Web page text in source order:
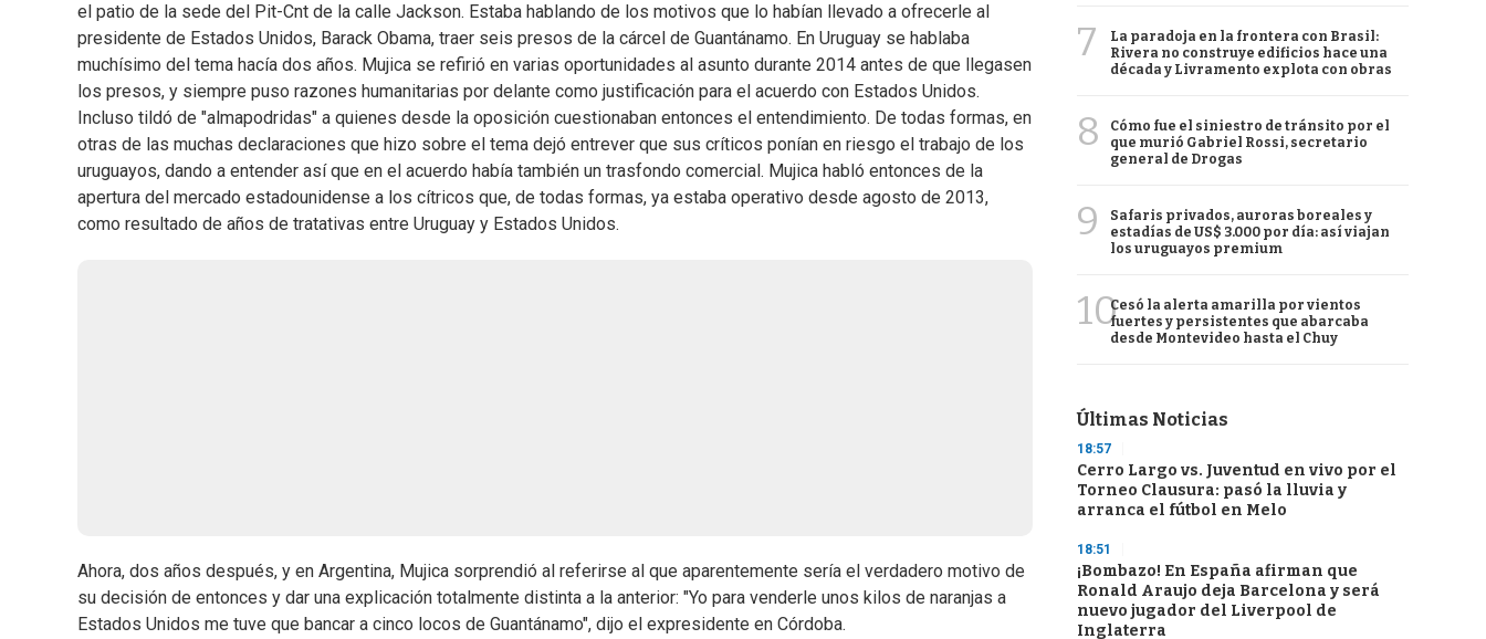
el patio de la sede del Pit-Cnt de la calle Jackson. Estaba hablando de los motivos que lo habían llevado a ofrecerle al
presidente de Estados Unidos, Barack Obama, traer seis presos de la cárcel de Guantánamo. En Uruguay se hablaba
muchísimo del tema hacía dos años. Mujica se refirió en varias oportunidades al asunto durante 2014 antes de que llegasen
los presos, y siempre puso razones humanitarias por delante como justificación para el acuerdo con Estados Unidos.
Incluso tildó de "almapodridas" a quienes desde la oposición cuestionaban entonces el entendimiento. De todas formas, en
otras de las muchas declaraciones que hizo sobre el tema dejó entrever que sus críticos ponían en riesgo el trabajo de los
uruguayos, dando a entender así que en el acuerdo había también un trasfondo comercial. Mujica habló entonces de la
apertura del mercado estadounidense a los cítricos que, de todas formas, ya estaba operativo desde agosto de 2013,
como resultado de años de tratativas entre Uruguay y Estados Unidos.
Ahora, dos años después, y en Argentina, Mujica sorprendió al referirse al que aparentemente sería el verdadero motivo de
su decisión de entonces y dar una explicación totalmente distinta a la anterior: "Yo para venderle unos kilos de naranjas a
Estados Unidos me tuve que bancar a cinco locos de Guantánamo", dijo el expresidente en Córdoba.
7
La paradoja en la frontera con Brasil:
Rivera no construye edificios hace una
década y Livramento explota con obras
8
Cómo fue el siniestro de tránsito por el
que murió Gabriel Rossi, secretario
general de Drogas
9
Safaris privados, auroras boreales y
estadías de US$ 3.000 por día: así viajan
los uruguayos premium
10Cesó la alerta amarilla por vientos
fuertes y persistentes que abarcaba
desde Montevideo hasta el Chuy
Últimas Noticias
18:57
Cerro Largo vs. Juventud en vivo por el
Torneo Clausura: pasó la lluvia y
arranca el fútbol en Melo
18:51
¡Bombazo! En España afirman que
Ronald Araujo deja Barcelona y será
nuevo jugador del Liverpool de
Inglaterra